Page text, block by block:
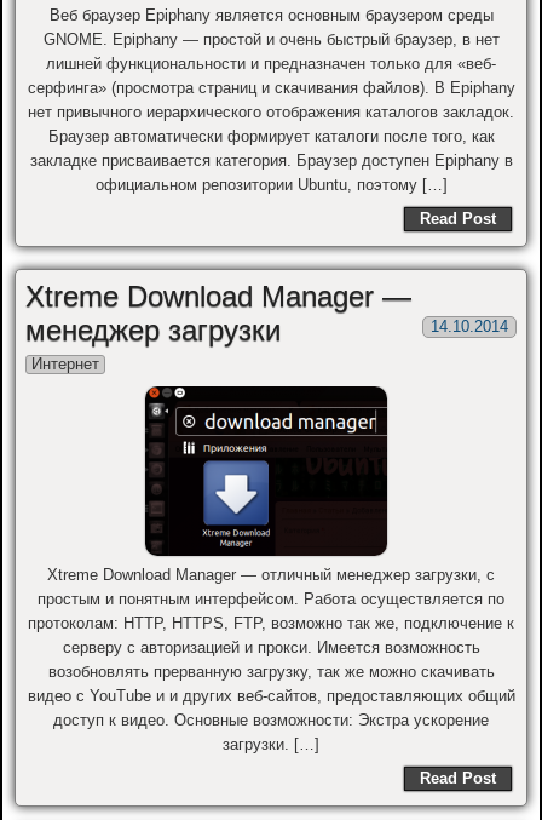
Веб браузер Epiphany является основным браузером среды
GNOME. Epiphany — простой и очень быстрый браузер, в нет
лишней функциональности и предназначен только для «веб-
серфинга» (просмотра страниц и скачивания файлов). В Epiphany
нет привычного иерархического отображения каталогов закладок.
Браузер автоматически формирует каталоги после того, как
закладке присваивается категория. Браузер доступен Epiphany в
официальном репозитории Ubuntu, поэтому […]
Read Post
Xtreme Download Manager —
менеджер загрузки
14.10.2014
Интернет
Xtreme Download Manager — отличный менеджер загрузки, с
простым и понятным интерфейсом. Работа осуществляется по
протоколам: HTTP, HTTPS, FTP, возможно так же, подключение к
серверу с авторизацией и прокси. Имеется возможность
возобновлять прерванную загрузку, так же можно скачивать
видео с YouTube и и других веб-сайтов, предоставляющих общий
доступ к видео. Основные возможности: Экстра ускорение
загрузки. […]
Read Post